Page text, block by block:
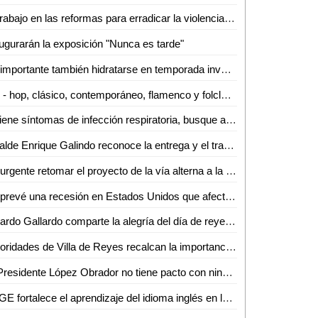
El trabajo en las reformas para erradicar la violencia vicaria continúa hasta evitar el daño que se provoca a las mujeres y sus hijos e hijas
la exposición "Nunca es tarde"
Es importante también hidratarse en temporada invernal: IMSS San Luis Potosí
Hip - hop, clásico, contemporáneo, flamenco y folclor cursos en el IPBA
Si tiene síntomas de infección respiratoria, busque atención médica
Alcalde Enrique Galindo reconoce la entrega y el trabajo diario del personal de Parques y Jardines
Es urgente retomar el proyecto de la vía alterna a la zona industrial para mejorar la movilidad urbana: Dip. José Antonio Lorca Valle
Se prevé una recesión en Estados Unidos que afectará a México: Adán Moctezuma
Ricardo Gallardo comparte la alegría del día de reyes con entrega de roscas en la zona metropolitana
Autoridades de Villa de Reyes recalcan la importancia de depositar la basura en su lugar
El Presidente López Obrador no tiene pacto con ningún grupo del crimen organizado: Gabino Morales
SEGE fortalece el aprendizaje del idioma inglés en las y los niños potosinos